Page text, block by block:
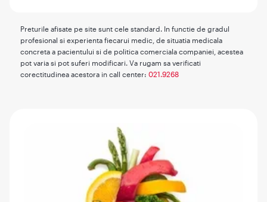
Preturile afisate pe site sunt cele standard. In functie de gradul
profesional si experienta fiecarui medic, de situatia medicala
concreta a pacientului si de politica comerciala companiei, acestea
pot varia si pot suferi modificari. Va rugam sa verificati
corectitudinea acestora in call center: 021.9268